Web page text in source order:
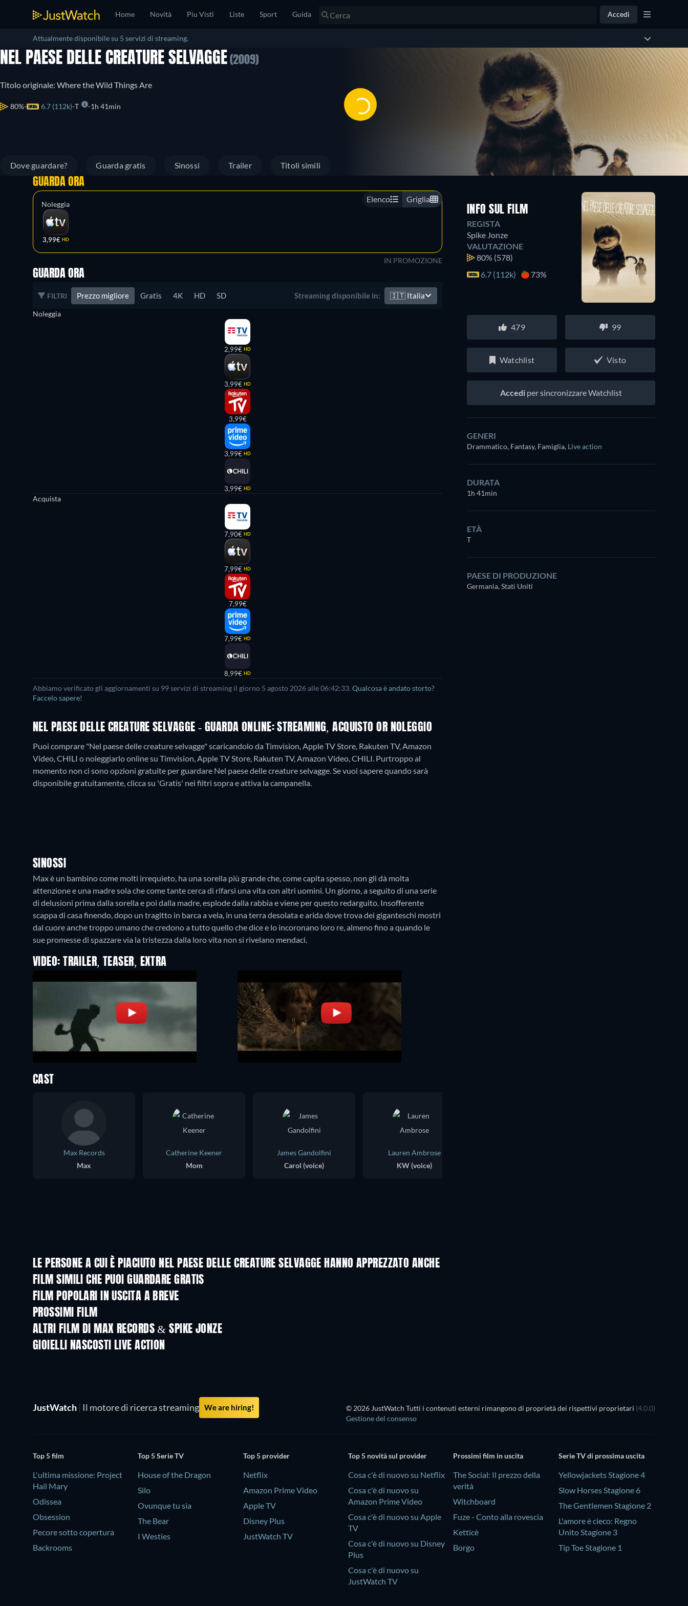
Home Novità Piu Visti Liste Sport Guida Accedi
Attualmente disponibile su 5 servizi di streaming.
NEL PAESE DELLE CREATURE SELVAGGE (2009)
Titolo originale: Where the Wild Things Are
80% 6.7 (112k) T 1h 41min
Dove guardare? Guarda gratis Sinossi Trailer Titoli simili
Elenco Griglia
GUARDA ORA
Noleggia
3,99€ HD
IN PROMOZIONE
GUARDA ORA
FILTRI Prezzo migliore Gratis 4K HD SD Streaming disponibile in: 🇮🇹 Italia
Noleggia
2,99€ HD
3,99€ HD
3,99€
3,99€ HD
3,99€ HD
Acquista
7,90€ HD
7,99€ HD
7,99€
7,99€ HD
8,99€ HD
Abbiamo verificato gli aggiornamenti su 99servizi di streaming il giorno 5 agosto 2026alle06:42:33. Qualcosa è andato storto?
Faccelo sapere!
NEL PAESE DELLE CREATURE SELVAGGE - GUARDA ONLINE: STREAMING, ACQUISTO OR NOLEGGIO
Puoi comprare "Nel paese delle creature selvagge" scaricandolo da Timvision, Apple TV Store, Rakuten TV, Amazon
Video, CHILI o noleggiarlo online su Timvision, Apple TV Store, Rakuten TV, Amazon Video, CHILI. Purtroppo al
momento non ci sono opzioni gratuite per guardare Nel paese delle creature selvagge. Se vuoi sapere quando sarà
disponibile gratuitamente, clicca su 'Gratis' nei filtri sopra e attiva la campanella.
SINOSSI
Max è un bambino come molti irrequieto, ha una sorella più grande che, come capita spesso, non gli dà molta
attenzione e una madre sola che come tante cerca di rifarsi una vita con altri uomini. Un giorno, a seguito di una serie
di delusioni prima dalla sorella e poi dalla madre, esplode dalla rabbia e viene per questo redarguito. Insofferente
scappa di casa finendo, dopo un tragitto in barca a vela, in una terra desolata e arida dove trova dei giganteschi mostri
dal cuore anche troppo umano che credono a tutto quello che dice e lo incoronano loro re, almeno fino a quando le
sue promesse di spazzare via la tristezza dalla loro vita non si rivelano mendaci.
VIDEO: TRAILER, TEASER, EXTRA
INFO SUL FILM
REGISTA
Spike Jonze
VALUTAZIONE
80% (578)
6.7 (112k)
73%
479 99
Watchlist Visto
Accedi per sincronizzare Watchlist
GENERI
Drammatico, Fantasy, Famiglia, Live action
DURATA
1h 41min
ETÀ
T
PAESE DI PRODUZIONE
Germania, Stati Uniti
CAST
Max Records
Max
Catherine Keener
Mom
James Gandolfini
Carol (voice)
Lauren Ambrose
KW (voice)
LE PERSONE A CUI È PIACIUTO NEL PAESE DELLE CREATURE SELVAGGE HANNO APPREZZATO ANCHE
FILM SIMILI CHE PUOI GUARDARE GRATIS
FILM POPOLARI IN USCITA A BREVE
PROSSIMI FILM
ALTRI FILM DI MAX RECORDS & SPIKE JONZE
GIOIELLI NASCOSTI LIVE ACTION
TV
JustWatch | Il motore di ricerca streaming We are hiring! © 2026 JustWatch Tutti i contenuti esterni rimangono di proprietà dei rispettivi proprietari (4.0.0)
Gestione del consenso
Top 5 film
L'ultima missione: Project
Hail Mary
Odissea
Obsession
Pecore sotto copertura
Backrooms
Top 5 Serie TV
House of the Dragon
Silo
Ovunque tu sia
The Bear
I Westies
Top 5 provider
Netflix
Amazon Prime Video
Apple TV
Disney Plus
JustWatch TV
Top 5 novità sul provider
Cosa c'è di nuovo su Netflix
Cosa c'è di nuovo su
Amazon Prime Video
Cosa c'è di nuovo su Apple
TV
Cosa c'è di nuovo su Disney
Plus
Cosa c'è di nuovo su
JustWatch TV
Prossimi film in uscita
The Social: Il prezzo della
verità
Witchboard
Fuze - Conto alla rovescia
Ketticè
Borgo
Serie TV di prossima uscita
Yellowjackets Stagione 4
Slow Horses Stagione 6
The Gentlemen Stagione 2
L'amore è cieco: Regno
Unito Stagione 3
Tip Toe Stagione 1